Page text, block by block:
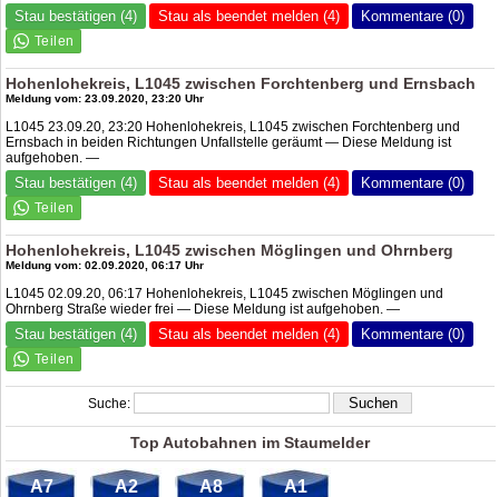
Stau bestätigen (4) Stau als beendet melden (4) Kommentare (0)
Hohenlohekreis, L1045 zwischen Forchtenberg und Ernsbach
Meldung vom: 23.09.2020, 23:20 Uhr
L1045 23.09.20, 23:20 Hohenlohekreis, L1045 zwischen Forchtenberg und
Ernsbach in beiden Richtungen Unfallstelle geräumt — Diese Meldung ist
aufgehoben. —
Stau bestätigen (4) Stau als beendet melden (4) Kommentare (0)
Hohenlohekreis, L1045 zwischen Möglingen und Ohrnberg
Meldung vom: 02.09.2020, 06:17 Uhr
L1045 02.09.20, 06:17 Hohenlohekreis, L1045 zwischen Möglingen und
Ohrnberg Straße wieder frei — Diese Meldung ist aufgehoben. —
Stau bestätigen (4) Stau als beendet melden (4) Kommentare (0)
Suche:
Top Autobahnen im Staumelder
A7 A2 A8 A1